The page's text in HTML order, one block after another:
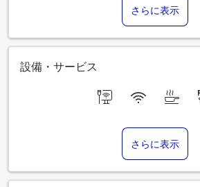
さらに表示
設備・サービス
さらに表示